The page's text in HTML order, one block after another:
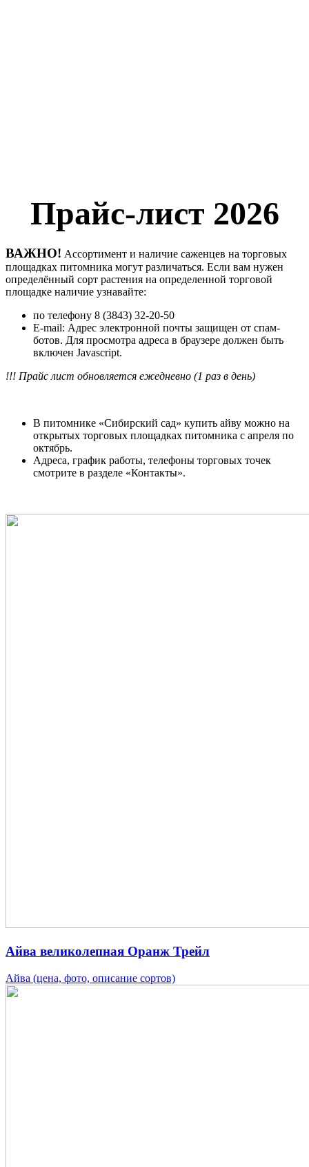
Прайс-лист 2026
ВАЖНО! Ассортимент и наличие саженцев на торговых
площадках питомника могут различаться. Если вам нужен
определённый сорт растения на определенной торговой
площадке наличие узнавайте:
по телефону 8 (3843) 32-20-50
E-mail: Адрес электронной почты защищен от спам-
ботов. Для просмотра адреса в браузере должен быть
включен Javascript.
!!! Прайс лист обновляется ежедневно (1 раз в день)
В питомнике «Сибирский сад» купить айву можно на
открытых торговых площадках питомника с апреля по
октябрь.
Адреса, график работы, телефоны торговых точек
смотрите в разделе «Контакты».
Айва великолепная Оранж Трейл
Айва (цена, фото, описание сортов)